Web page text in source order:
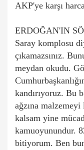
AKP'ye karşı
ERDOĞAN'IN
Saray komplosu
çıkamazsınız.
meydan okudu.
kandırıyoruz. Bu
ağzına
kalsam yine
kamuoyunundur.
bitiyorum. Ben